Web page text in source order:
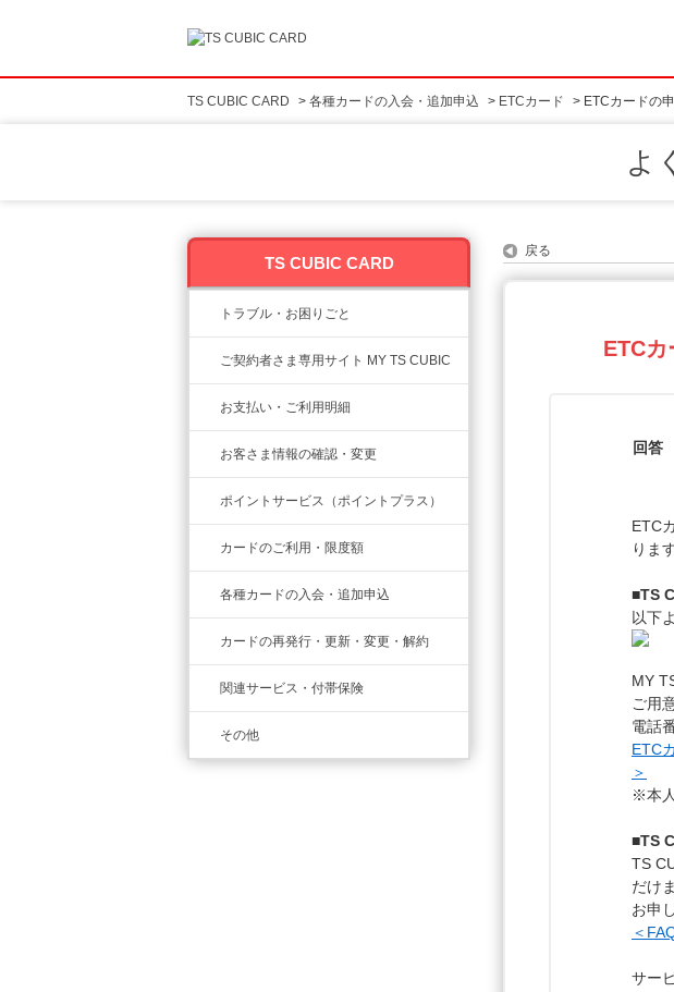
TS CUBIC CARD > 各種カードの入会・追加申込 > ETCカード > ETCカードの
TS CUBIC CARD
トラブル・お困りごと
ご契約者さま専用サイト MY TS CUBIC
お支払い・ご利用明細
お客さま情報の確認・変更
ポイントサービス（ポイントプラス）
カードのご利用・限度額
各種カードの入会・追加申込
カードの再発行・更新・変更・解約
関連サービス・付帯保険
その他
よ
戻る
ETCカ
回答
ETC
りま
■TS
以下
MY
ご用
電話
ETC
＞
※本
■TS
TS
だけ
お申
＜
サー